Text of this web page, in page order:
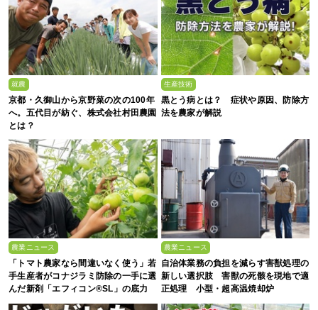
就農
京都・久御山から京野菜の次の100年
へ。五代目が紡ぐ、株式会社村田農園
とは？
生産技術
黒とう病とは？ 症状や原因、防除方
法を農家が解説
農業ニュース
「トマト農家なら間違いなく使う」若
手生産者がコナジラミ防除の一手に選
んだ新剤「エフィコン®SL」の底力
農業ニュース
自治体業務の負担を減らす害獣処理の
新しい選択肢 害獣の死骸を現地で適
正処理 小型・超高温焼却炉